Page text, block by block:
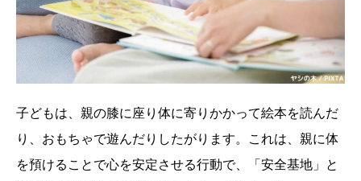
子どもは、親の膝に座り体に寄りかかって絵本を読んだ
り、おもちゃで遊んだりしたがります。これは、親に体
を預けることで心を安定させる行動で、「安全基地」と